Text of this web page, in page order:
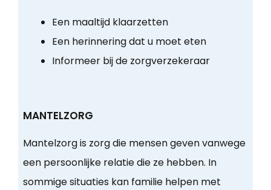
Een maaltijd klaarzetten
Een herinnering dat u moet eten
Informeer bij de zorgverzekeraar
MANTELZORG
Mantelzorg is zorg die mensen geven vanwege
een persoonlijke relatie die ze hebben. In
sommige situaties kan familie helpen met